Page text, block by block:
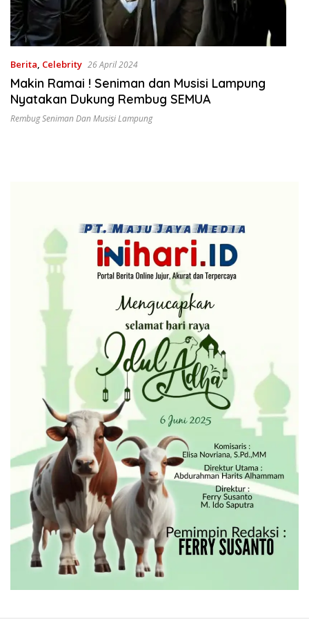
Berita, Celebrity 26 April 2024
Makin Ramai ! Seniman dan Musisi Lampung
Nyatakan Dukung Rembug SEMUA
Rembug Seniman Dan Musisi Lampung